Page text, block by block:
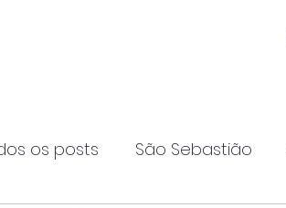
os posts São Sebastião